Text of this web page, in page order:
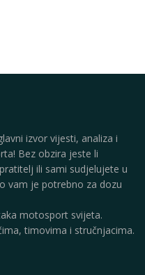
izvor vijesti, analiza i
Bez obzira jeste li
ili sami sudjelujete u
vam je potrebno za dozu
motosport svijeta.
timovima i stručnjacima.